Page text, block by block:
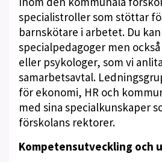
specialistroller som stöttar
barnskötare i arbetet. Du
specialpedagoger men
eller psykologer, som vi
samarbetsavtal.
för ekonomi, HR och
med sina specialkunskaper
förskolans rektorer.
Kompetensutveckling och